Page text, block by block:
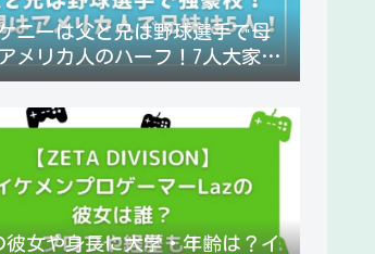
ニーは父と兄は野球選手で母
メリカ人のハーフ！7人大家
彼女や身長に大学・年齢は？イ